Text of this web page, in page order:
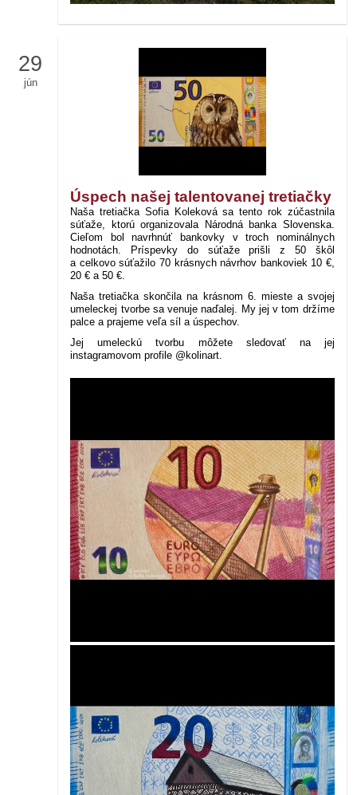
29
jún
Úspech našej talentovanej tretiačky
Naša tretiačka Sofia Koleková sa tento rok zúčastnila
súťaže, ktorú organizovala Národná banka Slovenska.
Cieľom bol navrhnúť bankovky v troch nominálnych
hodnotách. Príspevky do súťaže prišli z 50 škôl
a celkovo súťažilo 70 krásnych návrhov bankoviek 10 €,
20 € a 50 €.
Naša tretiačka skončila na krásnom 6. mieste a svojej
umeleckej tvorbe sa venuje naďalej. My jej v tom držíme
palce a prajeme veľa síl a úspechov.
Jej umeleckú tvorbu môžete sledovať na jej
instagramovom profile @kolinart.